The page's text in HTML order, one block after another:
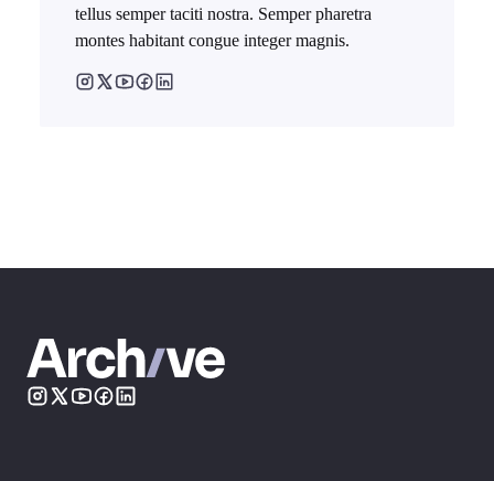
tellus semper taciti nostra. Semper pharetra
montes habitant congue integer magnis.